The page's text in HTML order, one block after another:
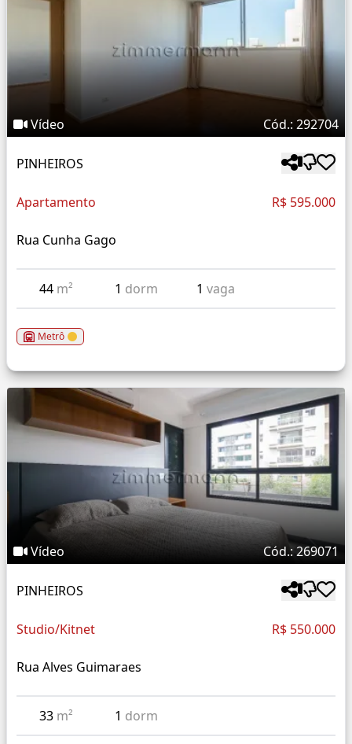
Vídeo Cód.: 292704
PINHEIROS
Apartamento R$ 595.000
Rua Cunha Gago
44 m² 1 dorm 1vaga
Metrô
Vídeo Cód.: 269071
PINHEIROS
Studio/Kitnet R$ 550.000
Rua Alves Guimaraes
33 m² 1 dorm